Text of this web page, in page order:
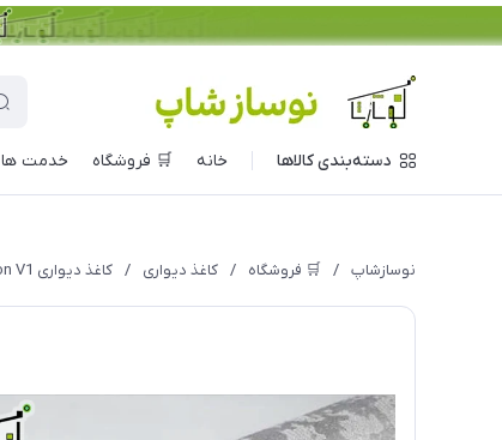
دسته‌بندی کالاها خانه 🛒 فروشگاه خدمت ها
نوسازشاپ / 🛒 فروشگاه / کاغذ دیواری / کاغذ دیواری Carbon V1 مدل 10009